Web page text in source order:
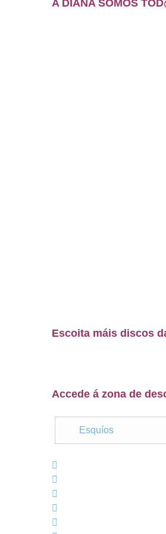
A DIANA SOMOS
Escoita máis discos
Accede á zona de
Esquíos